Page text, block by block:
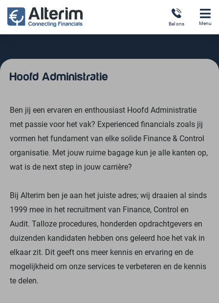
Naar
inhoud
springen
Bel ons Menu
Hoofd Administratie
Ben jij een ervaren en enthousiast Hoofd Administratie
met passie voor het vak? Experienced financials zoals jij
vormen het fundament van elke solide Finance & Control
organisatie. Met jouw ruime bagage kun je alle kanten op,
wat is de next step in jouw carrière?
Bij Alterim ben je aan het juiste adres; wij draaien al sinds
1999 mee in het recruitment van Finance, Control en
Audit. Talloze procedures, honderden opdrachtgevers en
duizenden kandidaten hebben ons geleerd hoe het vak in
elkaar zit. Dit geeft ons meer kennis en ervaring en de
mogelijkheid om onze services te verbeteren en de kennis
te delen.